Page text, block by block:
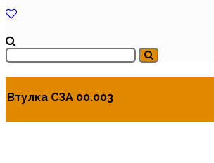
Втулка СЗА 00.003